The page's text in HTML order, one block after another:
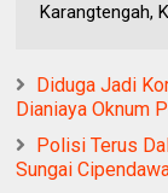
Karangtengah,
Diduga Jadi
Dianiaya Oknum
Polisi Terus
Sungai